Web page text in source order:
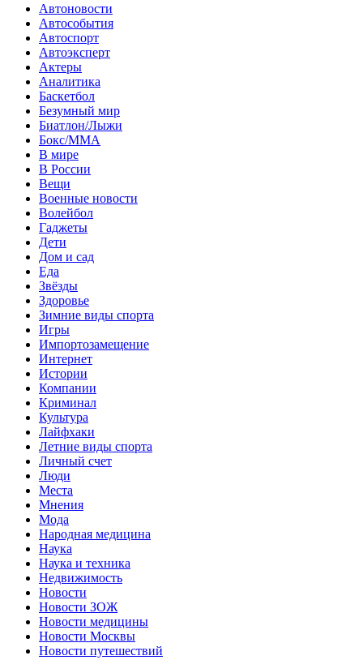
Автоновости
Автособытия
Автоспорт
Автоэксперт
Актеры
Аналитика
Баскетбол
Безумный мир
Биатлон/Лыжи
Бокс/MMA
В мире
В России
Вещи
Военные новости
Волейбол
Гаджеты
Дети
Дом и сад
Еда
Звёзды
Здоровье
Зимние виды спорта
Игры
Импортозамещение
Интернет
Истории
Компании
Криминал
Культура
Лайфхаки
Летние виды спорта
Личный счет
Люди
Места
Мнения
Мода
Народная медицина
Наука
Наука и техника
Недвижимость
Новости
Новости ЗОЖ
Новости медицины
Новости Москвы
Новости путешествий